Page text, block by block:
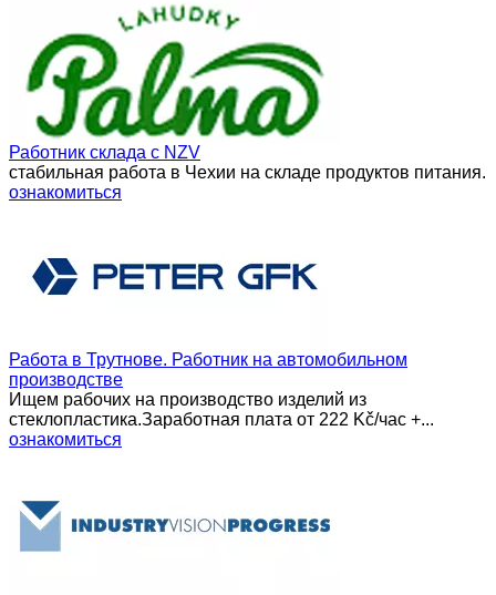
Работник склада с NZV
стабильная работа в Чехии на складе продуктов питания.
ознакомиться
Работа в Трутнове. Работник на автомобильном
производстве
Ищем рабочих на производство изделий из
стеклопластика.Заработная плата от 222 Kč/час +...
ознакомиться